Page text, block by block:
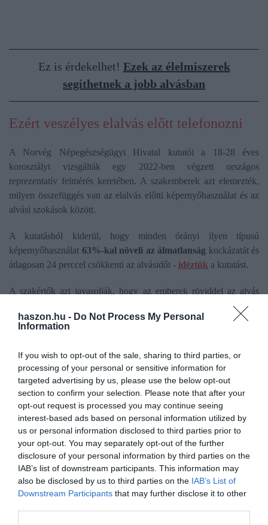
haszon.hu - Do Not Process My Personal
Information
If you wish to opt-out of the sale, sharing to third parties, or
processing of your personal or sensitive information for
targeted advertising by us, please use the below opt-out
section to confirm your selection. Please note that after your
opt-out request is processed you may continue seeing
interest-based ads based on personal information utilized by
us or personal information disclosed to third parties prior to
your opt-out. You may separately opt-out of the further
disclosure of your personal information by third parties on the
IAB’s list of downstream participants. This information may
also be disclosed by us to third parties on the IAB’s List of
Downstream Participants that may further disclose it to other
Ez is érdekelhet! Ezek az élelmiszerek
segíthetnek a jobb alvásban
Ezért veszélyes elalvás előtt telefonozni
A Norvég Népegészségügyi Hivatal kutatói a 18-28 éves
korosztályt vizsgálták egy 2022-ben végzett országos
reprezentatív felmérés keretében. A szakemberek azt elemezték,
milyen összefüggés van az elalvás előtti képernyőhasználat és az
alvási szokások között.
A kutatásból kiderül, hogy minden órányi ilyen típusú
képernyőhasználat 63%-kal növeli az álmatlanság kockázatát és
átlagosan 24 perccel csökkenti az alvásidőt - idéztük a kutatást.
A szakértők azt javasolják, hogy az emberek röviddel az alvás
előtt hagyják abba a digitális eszközök használatát. Emellett,
ahogy arra már más kutatások is rávilágítottak, sokat segíthet az
tevékenységek, mint a
légzőgyakorlatok.
Olvasd el ezt is!
10 növény a hálószobában, ami segíti az alvást
8 ital, ami segíti a jobb alvást
Kilenc élelmiszer, ami segíti a nyugodt alvást